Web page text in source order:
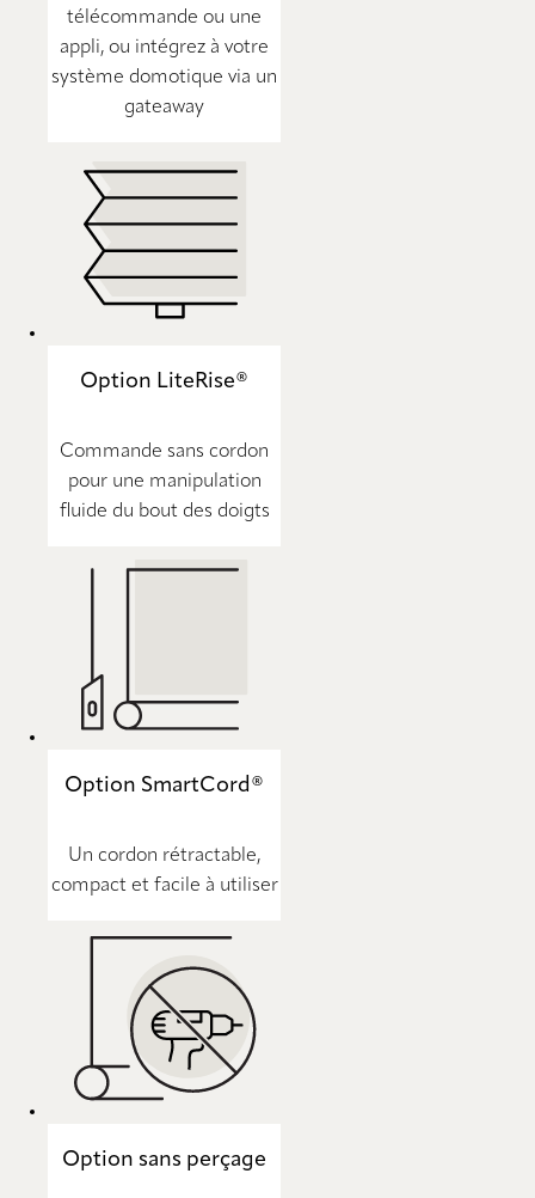
télécommande ou une
appli, ou intégrez à votre
système domotique via un
gateaway
Option LiteRise®
Commande sans cordon
pour une manipulation
fluide du bout des doigts
Option SmartCord®
Un cordon rétractable,
compact et facile à utiliser
Option sans perçage